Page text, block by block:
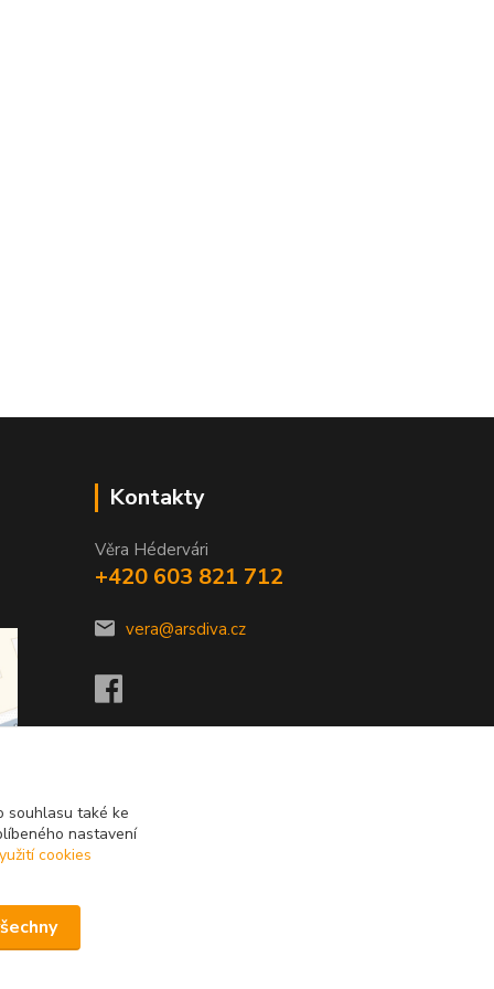
Kontakty
Věra Hédervári
+420 603 821 712
vera@arsdiva.cz
souhlasu také ke
nastavení
cookies